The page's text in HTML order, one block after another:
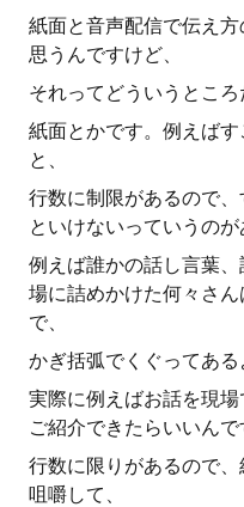
紙面と音声配信で伝え
思うんですけど、
それってどういうとこ
紙面とかです。例えば
と、
行数に制限があるので
といけないっていうのが
例えば誰かの話し言葉
場に詰めかけた何々さ
で、
かぎ括弧でくぐってある
実際に例えばお話を現
ご紹介できたらいいんで
行数に限りがあるので
咀嚼して、